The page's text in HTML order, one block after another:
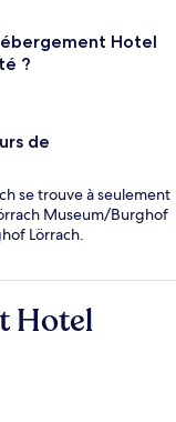
Hotel
?
de
se trouve à seulement
Museum/Burghof
Lörrach.
Hotel